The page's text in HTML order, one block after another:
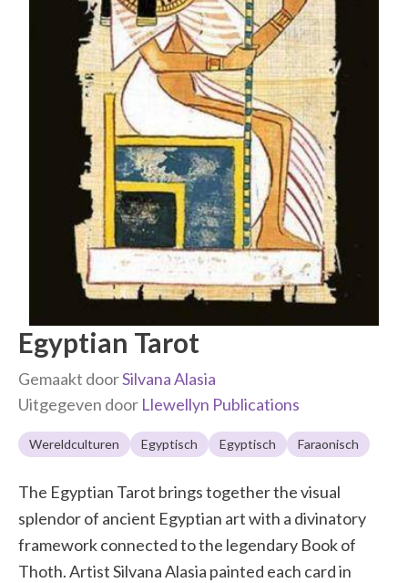
Egyptian Tarot
Gemaakt doorSilvana Alasia
Uitgegeven door Llewellyn Publications
Wereldculturen Egyptisch Egyptisch Faraonisch
The Egyptian Tarot brings together the visual
splendor of ancient Egyptian art with a divinatory
framework connected to the legendary Book of
Thoth. Artist Silvana Alasia painted each card in